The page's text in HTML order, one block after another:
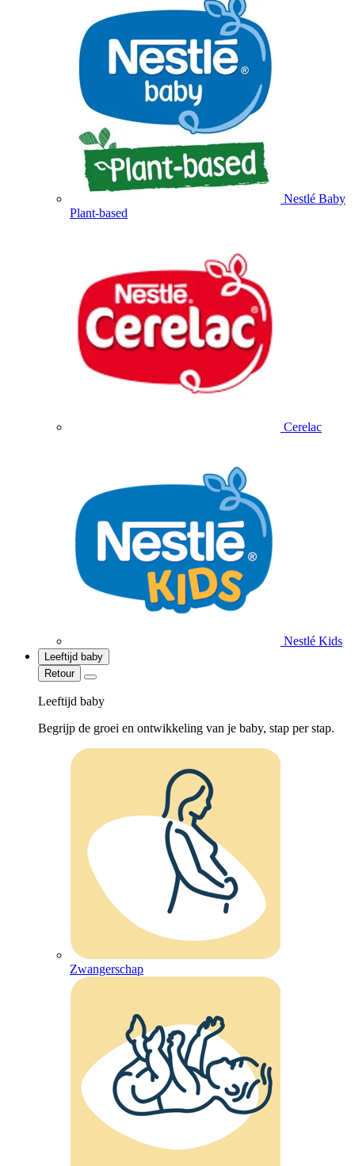
Nestlé Baby
Plant-based
Cerelac
Nestlé Kids
Leeftijd baby
Retour
Leeftijd baby
Begrijp de groei en ontwikkeling van je baby, stap per stap.
Zwangerschap